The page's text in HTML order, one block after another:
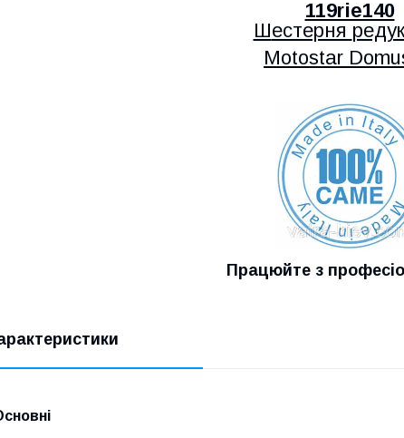
119rie140
Шестерня
Motostar
Працюйте з